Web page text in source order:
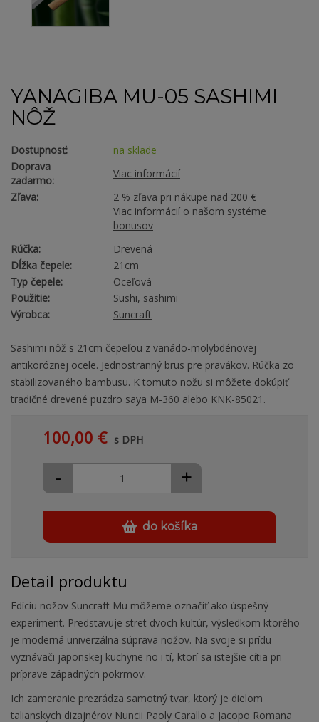
YANAGIBA MU-05 SASHIMI
NÔŽ
Dostupnosť:
na sklade
Doprava
zadarmo:
Viac informácií
Zľava:
2 % zľava pri nákupe nad 200 €
Viac informácií o našom systéme
bonusov
Rúčka:
Drevená
Dĺžka čepele:
21cm
Typ čepele:
Oceľová
Použitie:
Sushi, sashimi
Výrobca:
Suncraft
Sashimi nôž s 21cm čepeľou z vanádo-molybdénovej
antikoróznej ocele. Jednostranný brus pre pravákov. Rúčka zo
stabilizovaného bambusu. K tomuto nožu si môžete dokúpiť
tradičné drevené puzdro saya M-360 alebo KNK-85021.
100,00 € s DPH
+
-
do košíka
Detail produktu
Edíciu nožov Suncraft Mu môžeme označiť ako úspešný
experiment. Predstavuje stret dvoch kultúr, výsledkom ktorého
je moderná univerzálna súprava nožov. Na svoje si prídu
vyznávači japonskej kuchyne no i tí, ktorí sa istejšie cítia pri
príprave západných pokrmov.
Ich zameranie prezrádza samotný tvar, ktorý je dielom
talianskych dizajnérov Nuncii Paoly Carallo a Jacopo Romana